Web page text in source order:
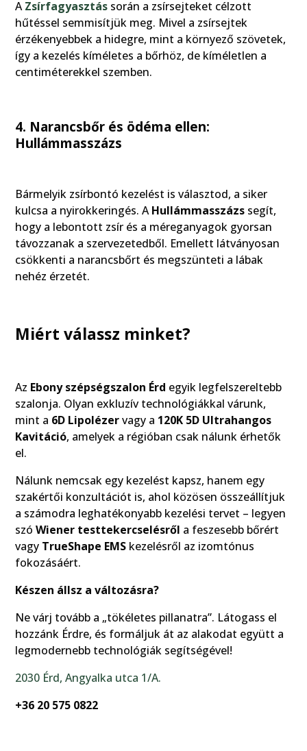
AZsírfagyasztás során a zsírsejteket célzott
hűtéssel semmisítjük meg. Mivel a zsírsejtek
érzékenyebbek a hidegre, mint a környező szövetek,
így a kezelés kíméletes a bőrhöz, de kíméletlen a
centiméterekkel szemben.
4. Narancsbőr és ödéma ellen:
Hullámmasszázs
Bármelyik zsírbontó kezelést is választod, a siker
kulcsa a nyirokkeringés. AHullámmasszázs segít,
hogy a lebontott zsír és a méreganyagok gyorsan
távozzanak a szervezetedből. Emellett látványosan
csökkenti a narancsbőrt és megszünteti a lábak
nehéz érzetét.
Miért válassz minket?
Az Ebony szépségszalon Érd egyik legfelszereltebb
szalonja. Olyan exkluzív technológiákkal várunk,
mint a 6D Lipolézervagy a 120K 5D Ultrahangos
Kavitáció, amelyek a régióban csak nálunk érhetők
el.
Nálunk nemcsak egy kezelést kapsz, hanem egy
szakértői konzultációt is, ahol közösen összeállítjuk
a számodra leghatékonyabb kezelési tervet – legyen
szóWiener testtekercselésről a feszesebb bőrért
vagy TrueShape EMS kezelésről az izomtónus
fokozásáért.
Készen állsz a változásra?
Ne várj tovább a „tökéletes pillanatra”. Látogass el
hozzánk Érdre, és formáljuk át az alakodat együtt a
legmodernebb technológiák segítségével!
2030 Érd, Angyalka utca 1/A.
+36 20 575 0822